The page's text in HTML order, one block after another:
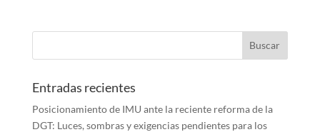
Entradas recientes
Posicionamiento de IMU ante la reciente reforma de la
DGT: Luces, sombras y exigencias pendientes para los